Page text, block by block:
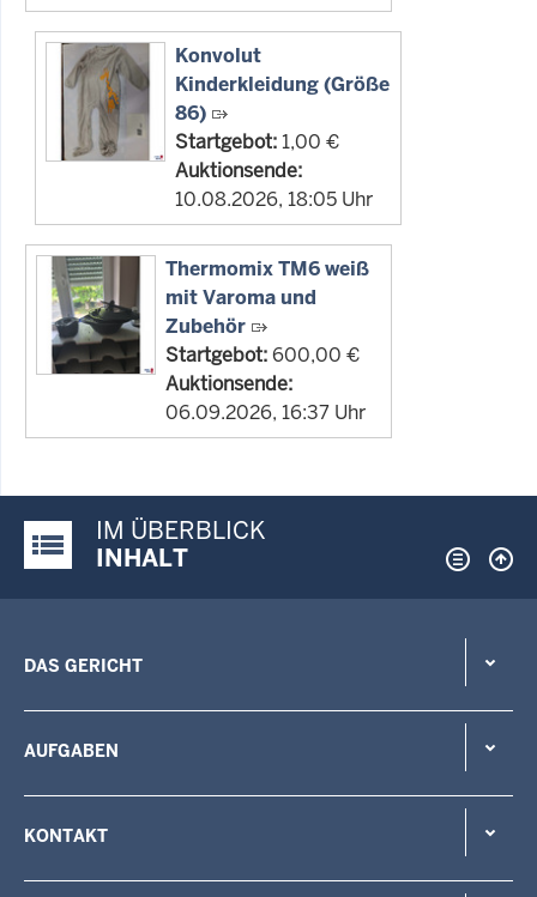
Konvolut
Kinderkleidung (Größe
86)
Startgebot:1,00 €
Auktionsende:
10.08.2026, 18:05 Uhr
Thermomix TM6 weiß
mit Varoma und
Zubehör
Startgebot:600,00 €
Auktionsende:
06.09.2026, 16:37 Uhr
Justiz-Portal im Überblick:
IM ÜBERBLICK
INHALT
DAS GERICHT
AUFGABEN
KONTAKT